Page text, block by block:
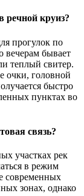
речной круиз?
прогулок по
вечерам бывает
теплый свитер.
очки, головной
быстро
пунктах во
связь?
участках рек
в режим
современных
зонах, однако